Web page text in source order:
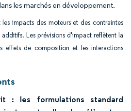
les marchés en développement.
impacts des moteurs et des contraintes
Les prévisions d'impact reflètent la
effets de composition et les interactions
: les formulations standard